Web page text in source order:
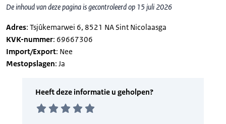
De inhoud van deze pagina is gecontroleerd op 15 juli 2026
Adres: Tsjûkemarwei 6, 8521 NA Sint Nicolaasga
KVK-nummer: 69667306
Import/Export: Nee
Mestopslagen: Ja